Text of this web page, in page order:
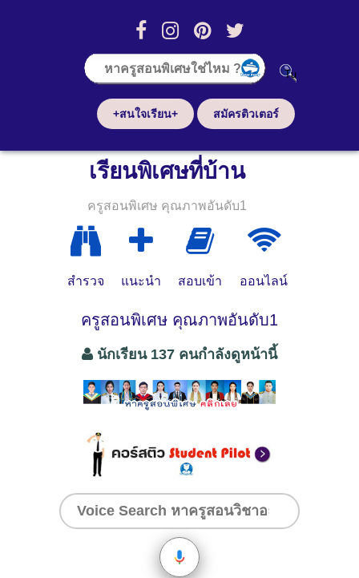
+สนใจเรียน+ สมัครติวเตอร์
เรียนพิเศษที่บ้าน
ครูสอนพิเศษ คุณภาพอันดับ1
สำรวจ แนะนำ สอบเข้า ออนไลน์
ครูสอนพิเศษ คุณภาพอันดับ1
นักเรียน 137 คนกำลังดูหน้านี้